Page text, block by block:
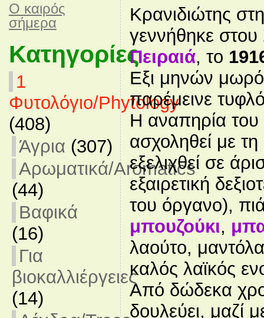
O καιρός
σήμερα
Κατηγορίες
1
Φυτολόγιο/Phytology
(408)
Άγρια (307)
Αρωματικά/Aromatics
(44)
Βαφικά
(16)
Για
βιοκαλλιέργειες
(14)
Κρανιδιώτης
γεννήθηκε
Πειραιά, το
Εξι μηνών
παρέμεινε
Η αναπηρία του
ασχοληθεί με
εξελιχθεί σε
εξαιρετική
του όργανο),
μπουζούκι,
λαούτο,
καλός λαϊκός
Από δώδεκα
δουλεύει, μαζί